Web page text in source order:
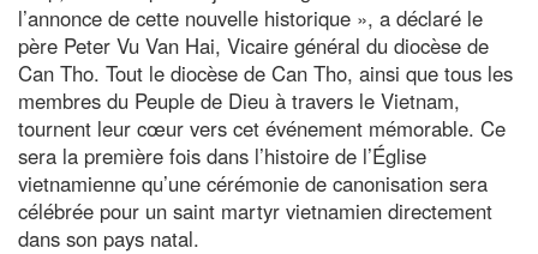
l’annonce de cette nouvelle historique », a déclaré le
père Peter Vu Van Hai, Vicaire général du diocèse de
Can Tho. Tout le diocèse de Can Tho, ainsi que tous les
membres du Peuple de Dieu à travers le Vietnam,
tournent leur cœur vers cet événement mémorable. Ce
sera la première fois dans l’histoire de l’Église
vietnamienne qu’une cérémonie de canonisation sera
célébrée pour un saint martyr vietnamien directement
dans son pays natal.